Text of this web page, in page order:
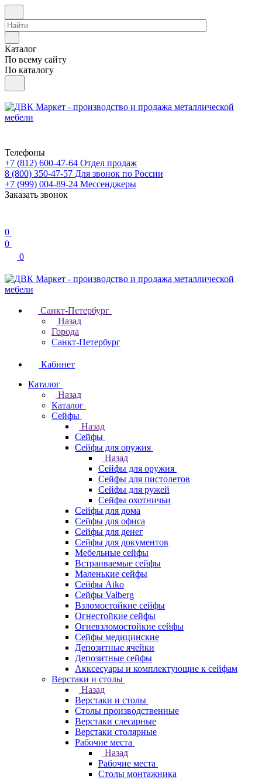
Каталог
По всему сайту
По каталогу
Телефоны
+7 (812) 600-47-64 Отдел продаж
8 (800) 350-47-57 Для звонок по России
+7 (999) 004-89-24 Мессенджеры
Заказать звонок
0
0
0
Санкт-Петербург
Назад
Города
Санкт-Петербург
Кабинет
Каталог
Назад
Каталог
Cейфы
Назад
Cейфы
Cейфы для оружия
Назад
Cейфы для оружия
Сейфы для пистолетов
Сейфы для ружей
Сейфы охотничьи
Cейфы для дома
Cейфы для офиса
Сейфы для денег
Сейфы для документов
Мебельные сейфы
Встраиваемые сейфы
Маленькие сейфы
Сейфы Aiko
Сейфы Valberg
Взломостойкие сейфы
Огнестойкие сейфы
Огневзломостойкие сейфы
Сейфы медицинские
Депозитные ячейки
Депозитные сейфы
Акксесуары и комплектующие к сейфам
Верстаки и столы
Назад
Верстаки и столы
Столы производственные
Верстаки слесарные
Верстаки столярные
Рабочие места
Назад
Рабочие места
Столы монтажника